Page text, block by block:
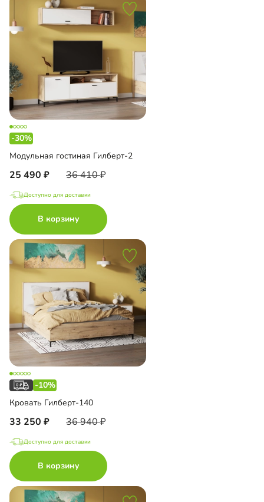
-30%
Модульная гостиная Гилберт-2
25 490 36 410
Доступно для доставки
В корзину
-10%
Кровать Гилберт-140
33 250 36 940
Доступно для доставки
В корзину